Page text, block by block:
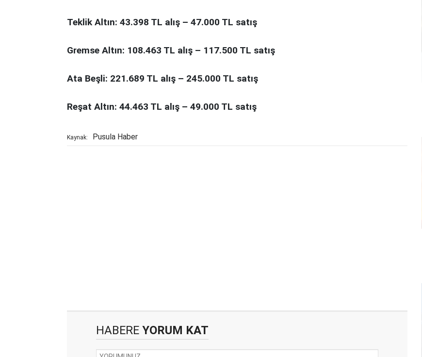
Teklik Altın: 43.398 TL alış – 47.000 TL satış
Gremse Altın: 108.463 TL alış – 117.500 TL satış
Ata Beşli: 221.689 TL alış – 245.000 TL satış
Reşat Altın: 44.463 TL alış – 49.000 TL satış
Kaynak: Pusula Haber
HABERE YORUM KAT